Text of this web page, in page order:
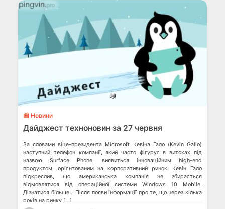
💬
📰 Новини
Дайджест техноновин за 27 червня
За словами віце-президента Microsoft Кевіна Гало (Kevin Gallo)
наступний телефон компанії, який часто фігурує в витоках під
назвою Surface Phone, виявиться інноваційним high-end
продуктом, орієнтованим на корпоративний ринок. Кевін Гало
підкреслив, що американська компанія не збирається
відмовлятися від операційної системи Windows 10 Mobile.
Дізнатися більше… Після появи інформації про те, що через кілька
років на ринку […]